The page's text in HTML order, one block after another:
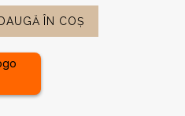
ÎN COȘ